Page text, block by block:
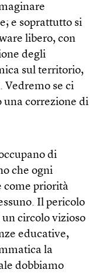
e soprattutto si
libero, con
degli
sul territorio,
Vedremo se ci
una correzione di
di
che ogni
come priorità
Il pericolo
circolo vizioso
educative,
la
dobbiamo